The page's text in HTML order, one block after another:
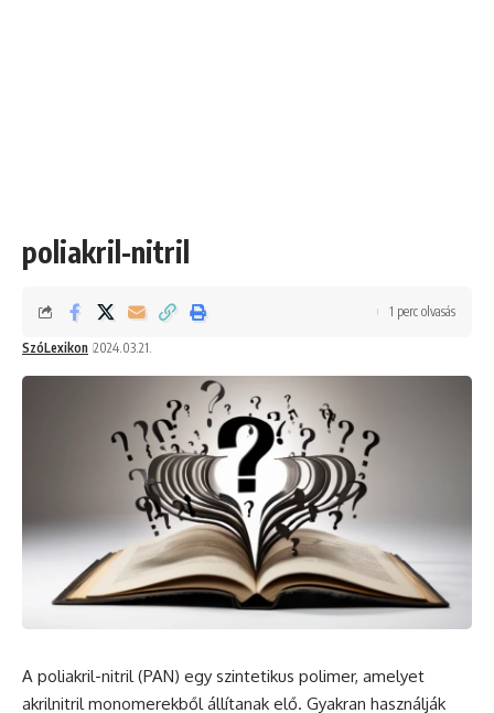
poliakril-nitril
SzóLexikon 2024.03.21.
1 perc olvasás
A poliakril-nitril (PAN) egy szintetikus polimer, amelyet
akrilnitril monomerekből állítanak elő. Gyakran használják